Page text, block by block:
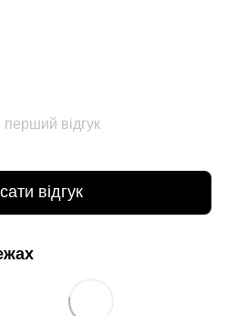
відгук
відгук